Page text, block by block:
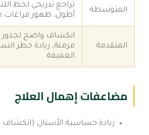
المتوسطة
تراجع تدريجي لخط
أطول، ظهور فراغات
المتقدمة
انكشاف واضح لجذور
مزمنة، زيادة خطر
العميقة
مضاعفات إهمال العلاج
زيادة حساسية الأسنان (انكشاف